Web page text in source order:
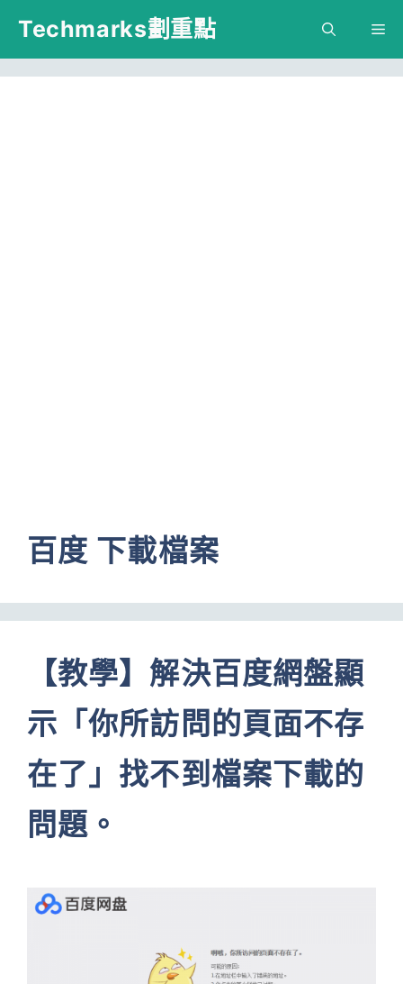
跳
主
Techmarks劃重點
百度 下載檔案
【教學】解決百度網盤顯
示「你所訪問的頁面不存
在了」找不到檔案下載的
問題。